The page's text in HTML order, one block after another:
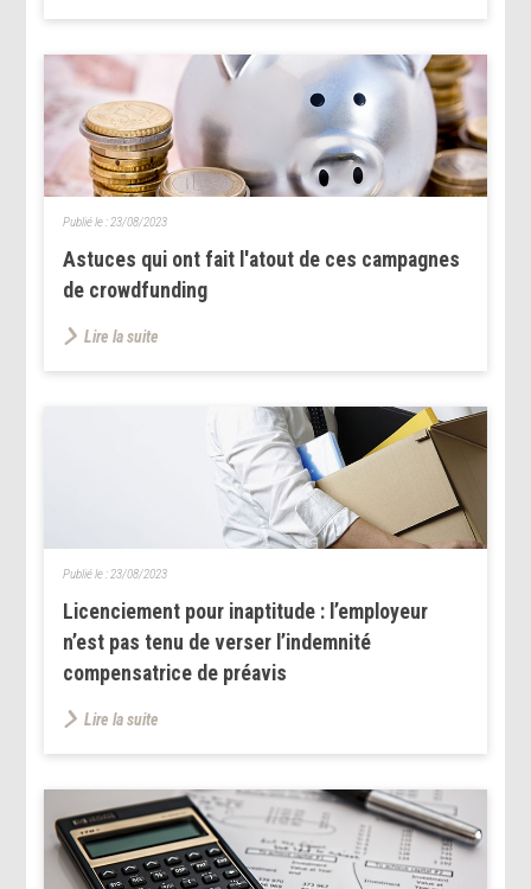
Astuces qui ont fait l'atout de ces campagnes
de crowdfunding
Publié le : 23/08/2023
Lire la suite
Licenciement pour inaptitude : l’employeur
n’est pas tenu de verser l’indemnité
compensatrice de préavis
Publié le : 23/08/2023
Lire la suite